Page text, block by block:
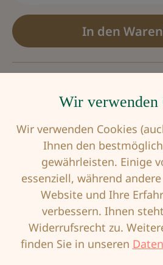
In den
0818679015337
Beschreibung
Der ABC Breast Care
zur optimalen Versorgung
einer brusterhaltenden
Mehr
Wir verwenden
Wir verwenden Cookies
Ihnen den
gewährleisten. Einige
essenziell, während
Website und Ihre
verbessern. Ihnen
Widerrufsrecht zu.
finden Sie in unseren